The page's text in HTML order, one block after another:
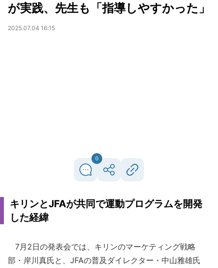
が実践、先生も「指導しやすかった」
2025.07.04 16:15
0
キリンとJFAが共同で運動プログラムを開発
した経緯
7月2日の発表会では、キリンのマーケティング戦略
部・岸川真氏と、JFAの普及ダイレクター・中山雅雄氏